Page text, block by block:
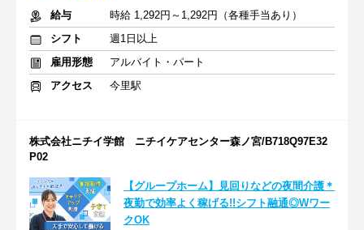
給与
時給 1,292円～1,292円（各種手当あり）
シフト
週1日以上
雇用形態
アルバイト・パート
アクセス
今里駅
株式会社ニチイ学館 ニチイケアセンター森ノ宮/B718Q97E32
P02
【グループホーム】見回りなどの夜間介護＊
夜勤で効率よく稼げる!!シフト融通◎Wワー
クOK